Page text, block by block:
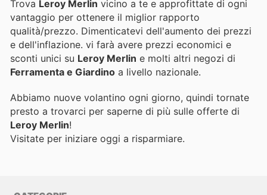
Trova Leroy Merlin vicino a te e approfittate di ogni
vantaggio per ottenere il miglior rapporto
qualità/prezzo. Dimenticatevi dell'aumento dei prezzi
e dell'inflazione. vi farà avere prezzi economici e
sconti unici su Leroy Merlin e molti altri negozi di
Ferramenta e Giardino a livello nazionale.
Abbiamo nuove volantino ogni giorno, quindi tornate
presto a trovarci per saperne di più sulle offerte di
Leroy Merlin!
Visitate per iniziare oggi a risparmiare.